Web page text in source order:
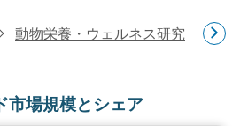
動物栄養・ウェルネス研究 ペ
市場規模とシェア